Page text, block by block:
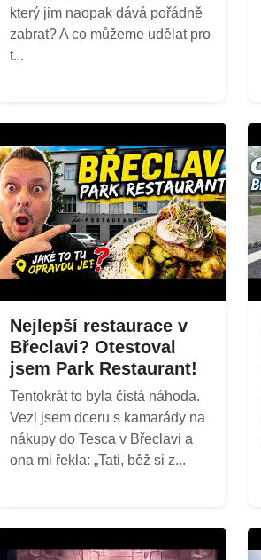
který jim naopak dává pořádně
zabrat? A co můžeme udělat pro
t...
Nejlepší restaurace v
Břeclavi? Otestoval
jsem Park Restaurant!
Tentokrát to byla čistá náhoda.
Vezl jsem dceru s kamarády na
nákupy do Tesca v Břeclavi a
ona mi řekla: „Tati, běž si z...